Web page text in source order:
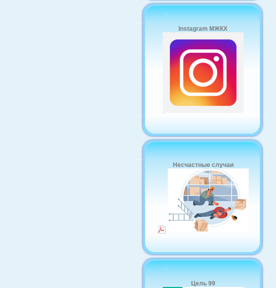
-
Instagram МЖКХ
Несчастные случаи
-
Цель 99